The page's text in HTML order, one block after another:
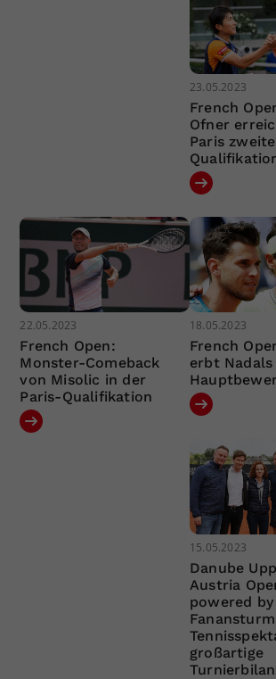
23.05.2023
French
Ofner
Paris zweite
22.05.2023
French Open:
Monster-Comeback
von Misolic in der
Paris-Qualifikation
18.05.2023
French
erbt
15.05.2023
Danube
Austria
powered by
großartige